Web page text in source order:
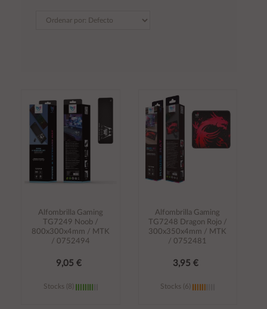
Alfombrilla Gaming
TG7249 Noob /
800x300x4mm / MTK
/ 0752494
9,05 €
Stocks (8)
Alfombrilla Gaming
TG7248 Dragon Rojo /
300x350x4mm / MTK
/ 0752481
3,95 €
Stocks (6)